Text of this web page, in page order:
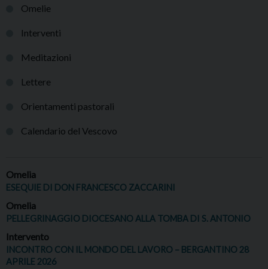
Omelie
Interventi
Meditazioni
Lettere
Orientamenti pastorali
Calendario del Vescovo
Omelia
ESEQUIE DI DON FRANCESCO ZACCARINI
Omelia
PELLEGRINAGGIO DIOCESANO ALLA TOMBA DI S. ANTONIO
Intervento
INCONTRO CON IL MONDO DEL LAVORO – BERGANTINO 28
APRILE 2026